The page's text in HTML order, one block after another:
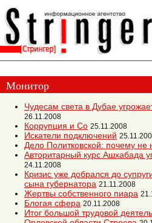
Монитор
Чудесам света в Дубае
26.11.2008
Коррупция и Со 25.11.2008
Искатели подключений
Дело Политковской: почему не
Авторитарный курс Ашхабада
24.11.2008
Кризис уже добрался до
сына губернатора 21.11.2008
Жертвы собственного пиара
Блогая сфера 20.11.2008
Итог большой трудовой